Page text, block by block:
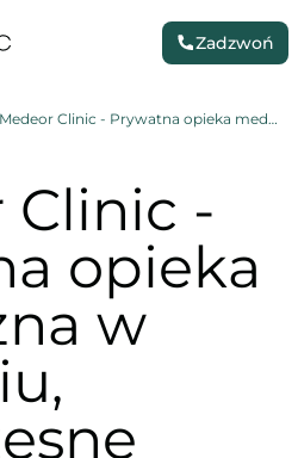
Zadzwoń
Medeor Clinic - Prywatna opieka medyczna w Poznaniu, nowoczesne gabinety
Clinic -
opieka
w